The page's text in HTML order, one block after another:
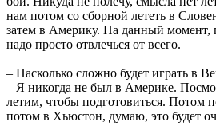
нам потом со сборной лететь в
затем в Америку. На данный момент,
надо просто отвлечься от всего.
– Насколько сложно будет играть в
– Я никогда не был в Америке.
летим, чтобы подготовиться. Потом
потом в Хьюстон, думаю, это будет